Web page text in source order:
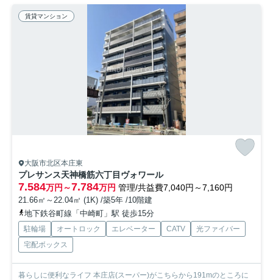
賃貸マンション
大阪市北区本庄東
プレサンス天神橋筋六丁目ヴォワール
7.584万円～7.784万円 管理/共益費7,040円～7,160円
21.66㎡～22.04㎡ (1K) /築5年 /10階建
地下鉄谷町線「中崎町」駅 徒歩15分
駐輪場 オートロック エレベーター CATV
光ファイバー
宅配ボックス
暮らしに便利なライフ 本庄店(スーパー)がこちらから191mのところに